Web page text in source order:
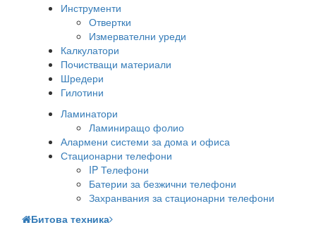
Инструменти
Отвертки
Измервателни уреди
Калкулатори
Почистващи материали
Шредери
Гилотини
Ламинатори
Ламиниращо фолио
Алармени системи за дома и офиса
Стационарни телефони
IP Телефони
Батерии за безжични телефони
Захранвания за стационарни телефони
Битова техника